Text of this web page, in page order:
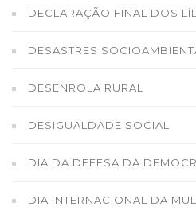
DECLARAÇÃO FINAL DOS
DESASTRES
DESENROLA RURAL
DESIGUALDADE SOCIAL
DIA DA DEFESA DA
DIA INTERNACIONAL DA